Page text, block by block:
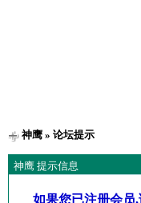
神鹰» 论坛提示
神鹰 提示信息
如果您已注册会员